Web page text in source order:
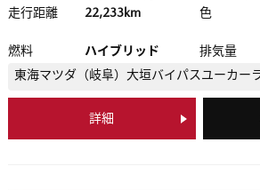
走行距離
22,233km 色
燃料
ハイブリッド 排気量
東海マツダ（岐阜） 大垣バイパスユーカー
詳細